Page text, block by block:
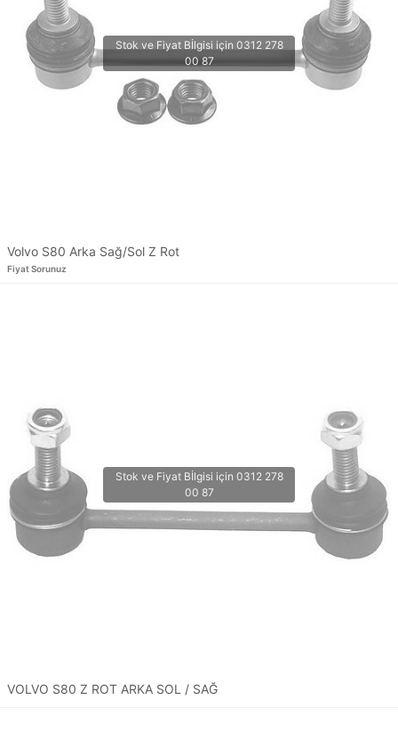
Volvo S80 Arka Sağ/Sol Z Rot
Fiyat Sorunuz
VOLVO S80 Z ROT ARKA SOL / SAĞ